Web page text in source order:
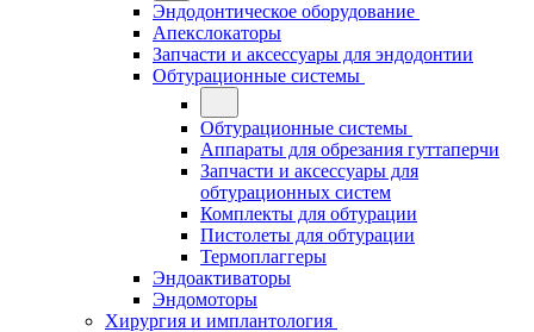
Эндодонтическое оборудование
Апекслокаторы
Запчасти и аксессуары для эндодонтии
Обтурационные системы
Обтурационные системы
Аппараты для обрезания гуттаперчи
Запчасти и аксессуары для
обтурационных систем
Комплекты для обтурации
Пистолеты для обтурации
Термоплаггеры
Эндоактиваторы
Эндомоторы
Хирургия и имплантология